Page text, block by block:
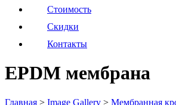
Стоимость
Скидки
Контакты
EPDM мембрана
Главная > Image Gallery > Мембранная